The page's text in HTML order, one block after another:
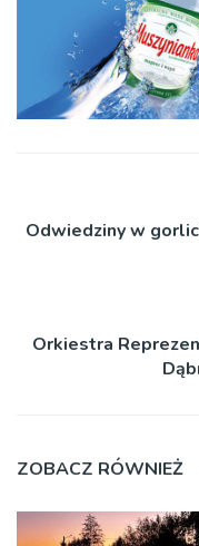
Odwiedziny w
Orkiestra
ZOBACZ RÓWNIEŻ